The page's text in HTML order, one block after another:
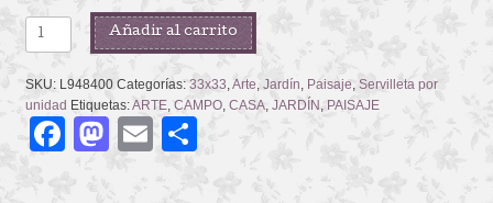
IDYLL
HOME
cantidad
Añadir al carrito
SKU: L948400 Categorías: 33x33 Arte Jardín Paisaje Servilleta por
unidad Etiquetas:ARTE, CAMPO, CASA, JARDÍN PAISAJE
Facebook
Mastodon
EmailCompartir